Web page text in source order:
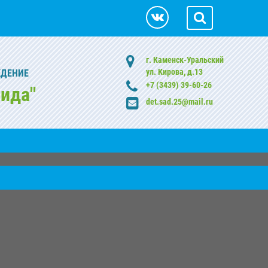
г. Каменск-Уральский
ул. Кирова, д.13
+7 (3439) 39-60-26
det.sad.25@mail.ru